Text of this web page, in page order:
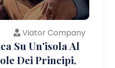
Viator Company
Su Un'isola Al
Dei Principi,